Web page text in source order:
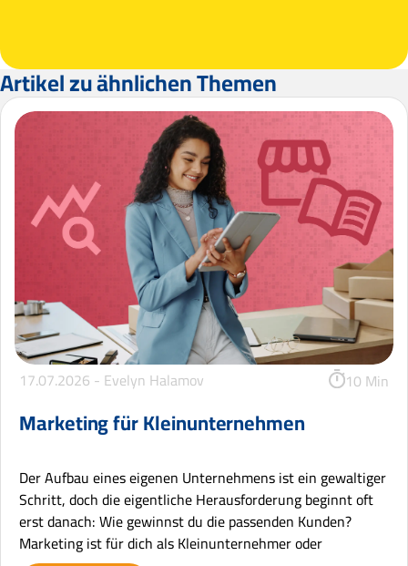
Artikel zu ähnlichen Themen
17.07.2026 - Evelyn Halamov 10 Min
Marketing für Kleinunternehmen
Der Aufbau eines eigenen Unternehmens ist ein gewaltiger
Schritt, doch die eigentliche Herausforderung beginnt oft
erst danach: Wie gewinnst du die passenden Kunden?
Marketing ist für dich als Kleinunternehmer oder